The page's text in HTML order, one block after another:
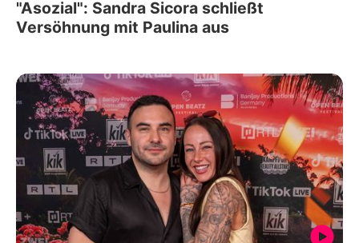
"Asozial": Sandra Sicora schließt
Versöhnung mit Paulina aus